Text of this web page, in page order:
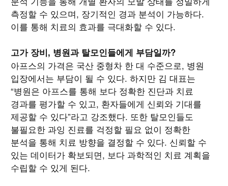
측정할 수 있으며, 장기적인 경과 분석이 가능하다.
이를 통해 치료의 효과를 극대화할 수 있다.
고가 장비, 병원과 탈모인들에게 부담일까?
아프스의 가격은 국산 중형차 한 대 수준으로, 병원
입장에서는 부담이 될 수 있다. 하지만 김 대표는
“병원은 아프스를 통해 보다 정확한 진단과 치료
경과를 평가할 수 있고, 환자들에게 신뢰와 기대를
제공할 수 있다”라고 강조했다. 또한 탈모인들도
불필요한 과잉 진료를 걱정할 필요 없이 정확한
분석을 통해 치료 방향을 결정할 수 있다. 신뢰할 수
있는 데이터가 확보되면, 보다 과학적인 치료 계획을
수립할 수 있게 된다.